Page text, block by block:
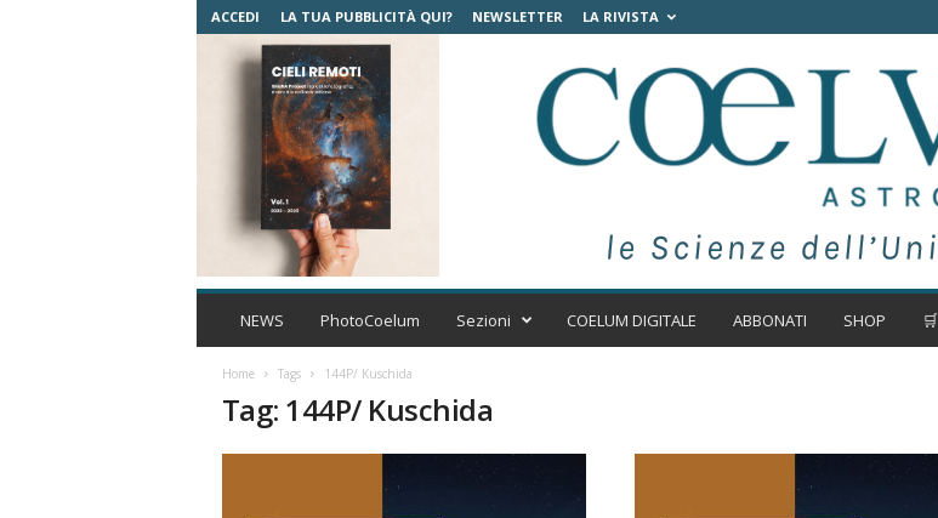
ACCEDI LA TUA PUBBLICITÀ QUI? NEWSLETTER LA RIVISTA
C
m
NEWS PhotoCoelum Sezioni COELUM DIGITALE ABBONATI SHOP 🛒
Home Tags 144P/ Kuschida
Tag: 144P/ Kuschida